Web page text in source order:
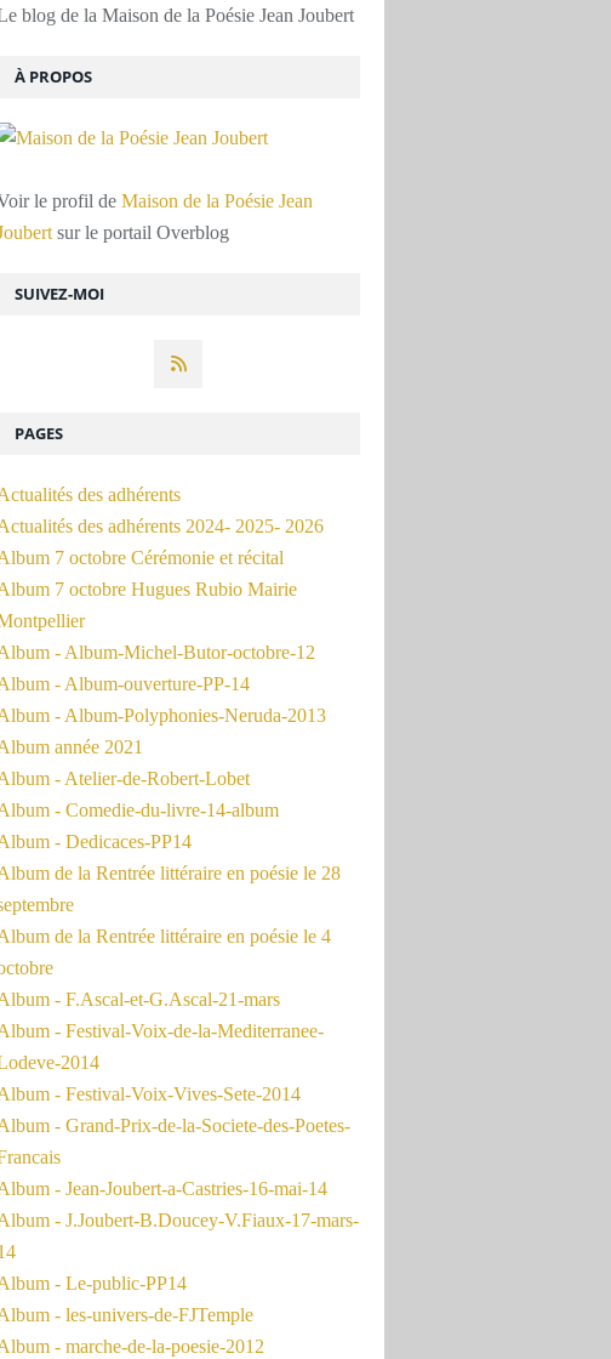
SUIVEZ-MOI
blog de la Maison de la Poésie Jean Joubert
À PROPOS
le profil de Maison de la Poésie Jean
sur le portail Overblog
PAGES
des adhérents
des adhérents 2024- 2025- 2026
7 octobre Cérémonie et récital
7 octobre Hugues Rubio Mairie
- Album-Michel-Butor-octobre-12
- Album-ouverture-PP-14
- Album-Polyphonies-Neruda-2013
année 2021
- Atelier-de-Robert-Lobet
- Comedie-du-livre-14-album
- Dedicaces-PP14
de la Rentrée littéraire en poésie le 28
de la Rentrée littéraire en poésie le 4
- F.Ascal-et-G.Ascal-21-mars
- Festival-Voix-de-la-Mediterranee-
2014
- Festival-Voix-Vives-Sete-2014
- Grand-Prix-de-la-Societe-des-Poetes-
- Jean-Joubert-a-Castries-16-mai-14
- J.Joubert-B.Doucey-V.Fiaux-17-mars-
- Le-public-PP14
- les-univers-de-FJTemple
- marche-de-la-poesie-2012